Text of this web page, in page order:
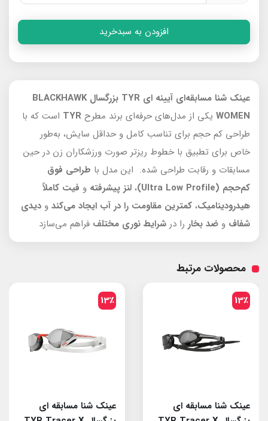
افزودن به سبدخرید
عینک شنا مسابقه‌ای آیینه ای TYR بزرگسال BLACKHAWK
WOMEN یکی از مدل‌های حرفه‌ای برند مطرح
است که با
طراحی کم‌ حجم برای تناسب کامل و حداقل سایش، به‌طور
خاص برای تطبیق با خطوط ریزتر صورت ورزشکاران زن در حین
مسابقات و رقابت طراحی شده. این مدل با طراحی فوق
کم‌حجم (Ultra Low Profile) ، لنز پیشرفته و فیت کاملاً
هیدرودینامیک، کمترین مقاومت را در آب ایجاد می‌کند و دیدی
شفاف و ضد بخار را در شرایط نوری مختلف فراهم می‌سازد
محصولات مرتبط
13٪
عینک شنا مسابقه ای
13٪
عینک شنا مسابقه ای